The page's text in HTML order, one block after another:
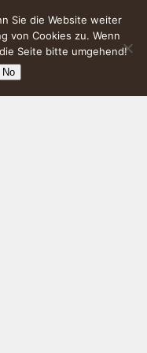
Sie die Website weiter
von Cookies zu. Wenn
Seite bitte umgehend!
No